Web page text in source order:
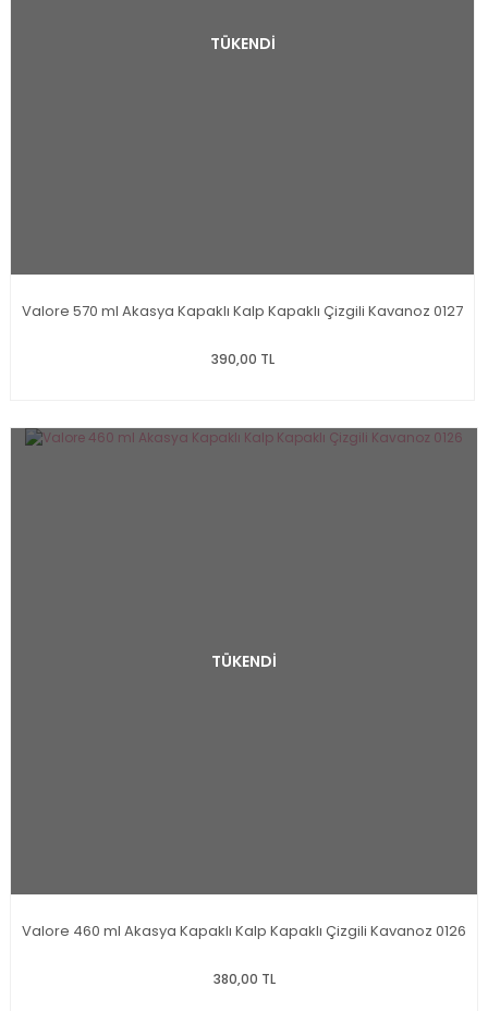
TÜKENDİ
Valore 570 ml Akasya Kapaklı Kalp Kapaklı Çizgili Kavanoz 0127
390,00 TL
TÜKENDİ
Valore 460 ml Akasya Kapaklı Kalp Kapaklı Çizgili Kavanoz 0126
380,00 TL